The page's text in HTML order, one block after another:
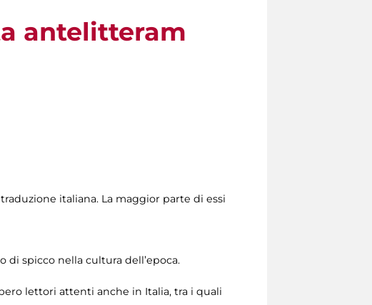
antelitteram
italiana. La maggior parte di essi
di spicco nella cultura dell’epoca.
lettori attenti anche in Italia, tra i quali